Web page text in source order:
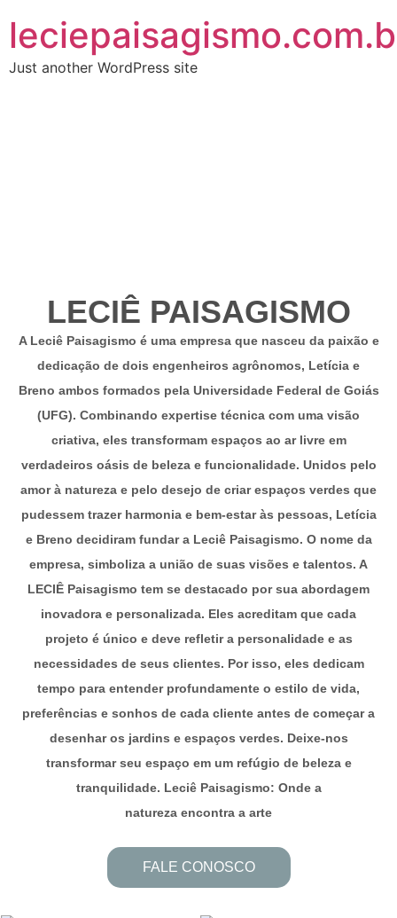
Just another WordPress site
LECIÊ PAISAGISMO
A Leciê Paisagismo é uma empresa que nasceu da paixão e
dedicação de dois engenheiros agrônomos, Letícia e
Breno ambos formados pela Universidade Federal de Goiás
(UFG). Combinando expertise técnica com uma visão
criativa, eles transformam espaços ao ar livre em
verdadeiros oásis de beleza e funcionalidade. Unidos pelo
amor à natureza e pelo desejo de criar espaços verdes que
pudessem trazer harmonia e bem-estar às pessoas, Letícia
e Breno decidiram fundar a Leciê Paisagismo. O nome da
empresa, simboliza a união de suas visões e talentos. A
LECIÊ Paisagismo tem se destacado por sua abordagem
inovadora e personalizada. Eles acreditam que cada
projeto é único e deve refletir a personalidade e as
necessidades de seus clientes. Por isso, eles dedicam
tempo para entender profundamente o estilo de vida,
preferências e sonhos de cada cliente antes de começar a
desenhar os jardins e espaços verdes. Deixe-nos
transformar seu espaço em um refúgio de beleza e
tranquilidade. Leciê Paisagismo: Onde a
natureza encontra a arte
FALE CONOSCO